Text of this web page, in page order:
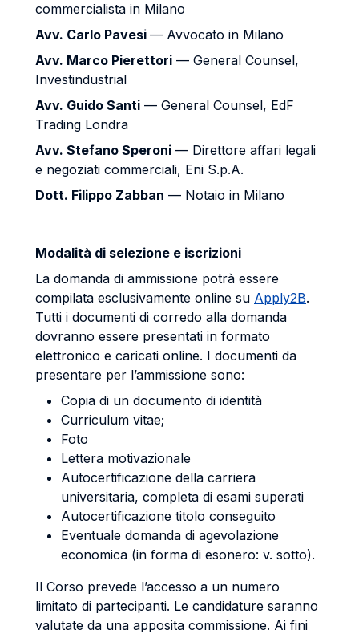
commercialista in Milano
Avv. Carlo Pavesi — Avvocato in Milano
Avv. Marco Pierettori — General Counsel,
Investindustrial
Avv. Guido Santi — General Counsel, EdF
Trading Londra
Avv. Stefano Speroni — Direttore affari legali
e negoziati commerciali, Eni S.p.A.
Dott. Filippo Zabban — Notaio in Milano
Modalità di selezione e iscrizioni
La domanda di ammissione potrà essere
compilata esclusivamente online su Apply2B.
Tutti i documenti di corredo alla domanda
dovranno essere presentati in formato
elettronico e caricati online. I documenti da
presentare per l’ammissione sono:
Copia di un documento di identità
Curriculum vitae;
Foto
Lettera motivazionale
Autocertificazione della carriera
universitaria, completa di esami superati
Autocertificazione titolo conseguito
Eventuale domanda di agevolazione
economica (in forma di esonero: v. sotto).
Il Corso prevede l’accesso a un numero
limitato di partecipanti. Le candidature saranno
valutate da una apposita commissione. Ai fini